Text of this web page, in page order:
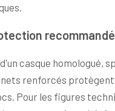
casque
renforcés
Pour les figures